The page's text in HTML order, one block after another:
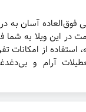
آسان به
در این ویلا به
استفاده از
آرام و